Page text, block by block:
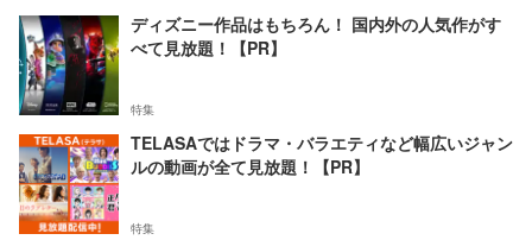
ディズニー作品はもちろん！ 国内外の人気作がす
べて見放題！【PR】
特集
TELASAではドラマ・バラエティなど幅広いジャン
ルの動画が全て見放題！【PR】
特集